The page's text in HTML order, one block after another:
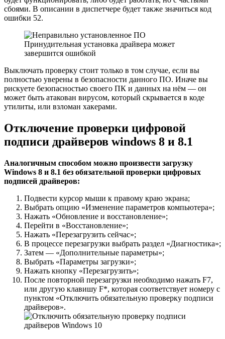
сбоями. В описании в диспетчере будет также значиться код
ошибки 52.
Принудительная установка драйвера может
завершится ошибкой
Выключать проверку стоит только в том случае, если вы
полностью уверены в безопасности данного ПО. Иначе вы
рискуете безопасностью своего ПК и данных на нём — он
может быть атакован вирусом, который скрывается в коде
утилиты, или взломан хакерами.
Отключение проверки цифровой
подписи драйверов windows 8 и 8.1
Аналогичным способом можно произвести загрузку
Windows 8 и 8.1 без обязательной проверки цифровых
подписей драйверов:
Подвести курсор мыши к правому краю экрана;
Выбрать опцию «Изменение параметров компьютера»;
Нажать «Обновление и восстановление»;
Перейти в «Восстановление»;
Нажать «Перезагрузить сейчас»;
В процессе перезагрузки выбрать раздел «Диагностика»;
Затем — «Дополнительные параметры»;
Выбрать «Параметры загрузки»;
Нажать кнопку «Перезагрузить»;
После повторной перезагрузки необходимо нажать F7,
или другую клавишу F*, которая соответствует номеру с
пунктом «Отключить обязательную проверку подписи
драйверов».